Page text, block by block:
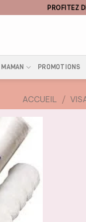
PROFITEZ
PROMOTIONS
ACCUEIL /
À LA
DE